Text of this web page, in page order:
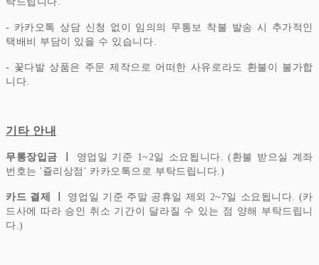
- 카카오톡 상담 신청 없이 임의의 무통보 착불 발송 시 추가적인
택배비 부담이 있을 수 있습니다.
- 꽃다발 상품은 주문 제작으로 어떠한 사유로라도 환불이 불가합
니다.
기타 안내
무통장입금 ㅣ 영업일 기준 1~2일 소요됩니다. (환불 받으실 계좌
번호는 '쥴리상점' 카카오톡으로 부탁드립니다.)
카드 결제 ㅣ 영업일 기준 주말 공휴일 제외 2~7일 소요됩니다. (카
드사에 따라 승인 취소 기간이 달라질 수 있는 점 양해 부탁드립니
다.)